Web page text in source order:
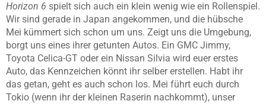
Horizon 6 spielt sich auch ein klein wenig wie ein Rollenspiel.
Wir sind gerade in Japan angekommen, und die hübsche
Mei kümmert sich schon um uns. Zeigt uns die Umgebung,
borgt uns eines ihrer getunten Autos. Ein GMC Jimmy,
Toyota Celica-GT oder ein Nissan Silvia wird euer erstes
Auto, das Kennzeichen könnt ihr selber erstellen. Habt ihr
das getan, geht es auch schon los. Mei führt euch durch
Tokio (wenn ihr der kleinen Raserin nachkommt), unser